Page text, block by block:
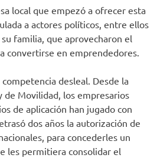
local que empezó a ofrecer esta
a actores políticos, entre ellos
familia, que aprovecharon el
convertirse en emprendedores.
competencia desleal. Desde la
de Movilidad, los empresarios
de aplicación han jugado con
dos años la autorización de
para concederles un
les permitiera consolidar el